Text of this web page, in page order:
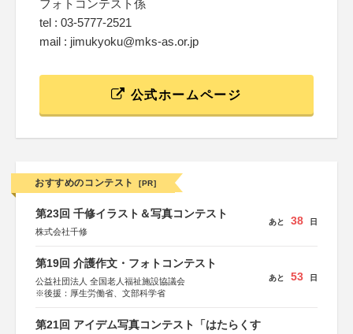
フォトコンテスト係
tel : 03-5777-2521
mail : jimukyoku@mks-as.or.jp
公式ホームページ
おすすめのコンテスト [PR]
第23回 千修イラスト＆写真コンテスト
株式会社千修
あと 38 日
第19回 介護作文・フォトコンテスト
公益社団法人 全国老人福祉施設協議会
※後援：厚生労働省、文部科学省
あと 53 日
第21回 アイデム写真コンテスト「はたらくす